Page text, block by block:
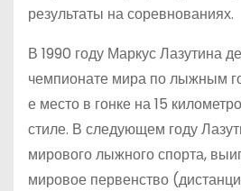
результаты на соревнованиях.
В 1990 году Маркус Лазутина
чемпионате мира по лыжным
е место в гонке на 15
стиле. В следующем году
мирового лыжного спорта,
мировое первенство